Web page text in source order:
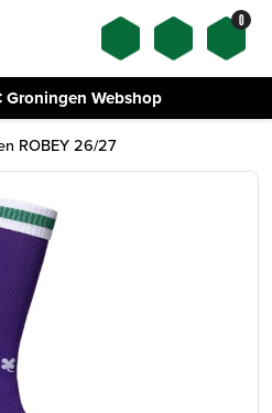
0
Groningen Webshop
ROBEY 26/27